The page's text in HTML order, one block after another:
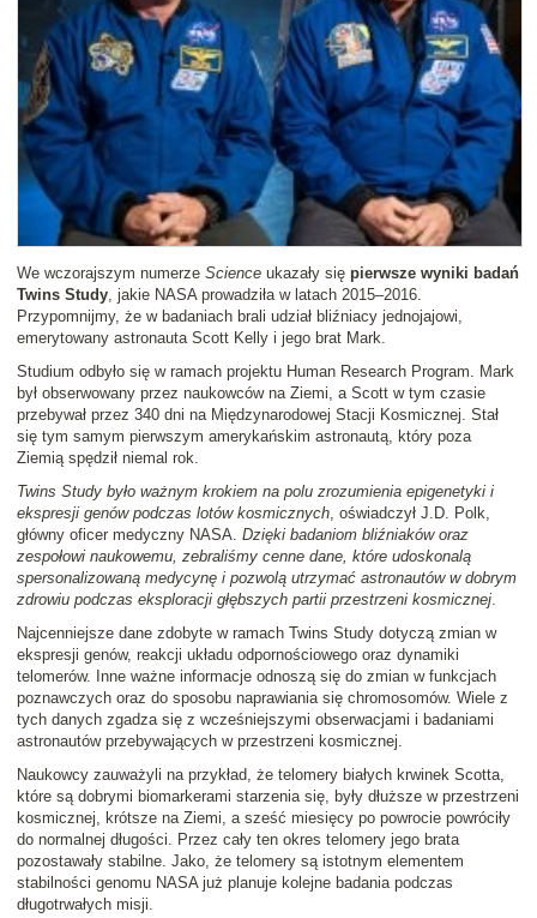
We wczorajszym numerze Science ukazały się pierwsze wyniki badań
Twins Study, jakie NASA prowadziła w latach 2015–2016.
Przypomnijmy, że w badaniach brali udział bliźniacy jednojajowi,
emerytowany astronauta Scott Kelly i jego brat Mark.
Studium odbyło się w ramach projektu Human Research Program. Mark
był obserwowany przez naukowców na Ziemi, a Scott w tym czasie
przebywał przez 340 dni na Międzynarodowej Stacji Kosmicznej. Stał
się tym samym pierwszym amerykańskim astronautą, który poza
Ziemią spędził niemal rok.
Twins Study było ważnym krokiem na polu zrozumienia epigenetyki i
ekspresji genów podczas lotów kosmicznych, oświadczył J.D. Polk,
główny oficer medyczny NASA. Dzięki badaniom bliźniaków oraz
zespołowi naukowemu, zebraliśmy cenne dane, które udoskonalą
spersonalizowaną medycynę i pozwolą utrzymać astronautów w dobrym
zdrowiu podczas eksploracji głębszych partii przestrzeni kosmicznej.
Najcenniejsze dane zdobyte w ramach Twins Study dotyczą zmian w
ekspresji genów, reakcji układu odpornościowego oraz dynamiki
telomerów. Inne ważne informacje odnoszą się do zmian w funkcjach
poznawczych oraz do sposobu naprawiania się chromosomów. Wiele z
tych danych zgadza się z wcześniejszymi obserwacjami i badaniami
astronautów przebywających w przestrzeni kosmicznej.
Naukowcy zauważyli na przykład, że telomery białych krwinek Scotta,
które są dobrymi biomarkerami starzenia się, były dłuższe w przestrzeni
kosmicznej, krótsze na Ziemi, a sześć miesięcy po powrocie powróciły
do normalnej długości. Przez cały ten okres telomery jego brata
pozostawały stabilne. Jako, że telomery są istotnym elementem
stabilności genomu NASA już planuje kolejne badania podczas
długotrwałych misji.